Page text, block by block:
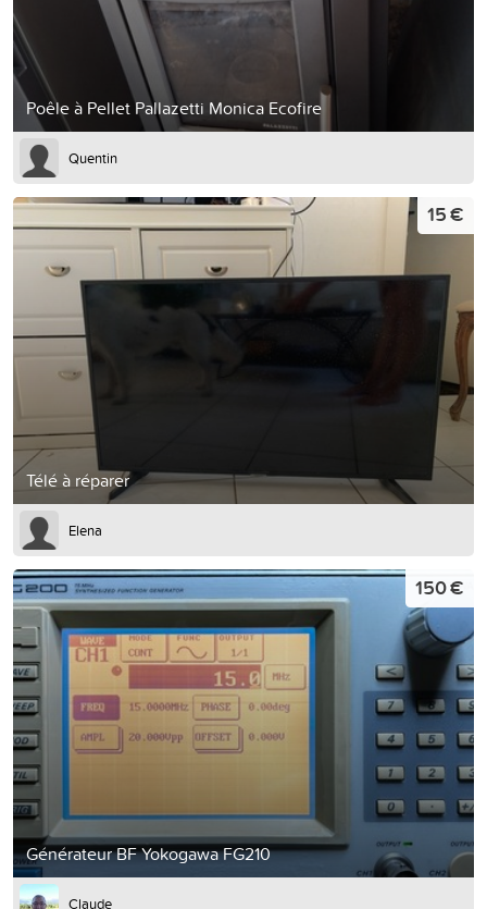
Poêle à Pellet Pallazetti Monica Ecofire
Quentin
Télé à réparer
15 €
Elena
Générateur BF Yokogawa FG210
150 €
Claude